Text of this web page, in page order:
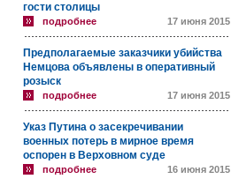
гости столицы
подробнее 17 июня 2015
Предполагаемые заказчики убийства
Немцова объявлены в оперативный
розыск
подробнее 17 июня 2015
Указ Путина о засекречивании
военных потерь в мирное время
оспорен в Верховном суде
подробнее 16 июня 2015